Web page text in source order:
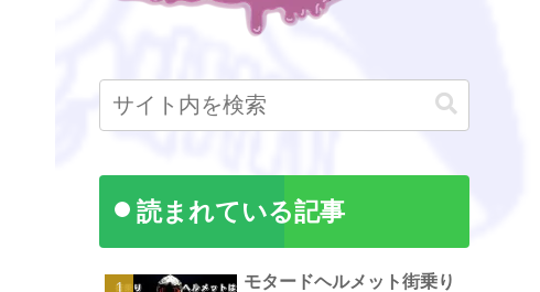
読まれている記事
モタードヘルメット街乗り